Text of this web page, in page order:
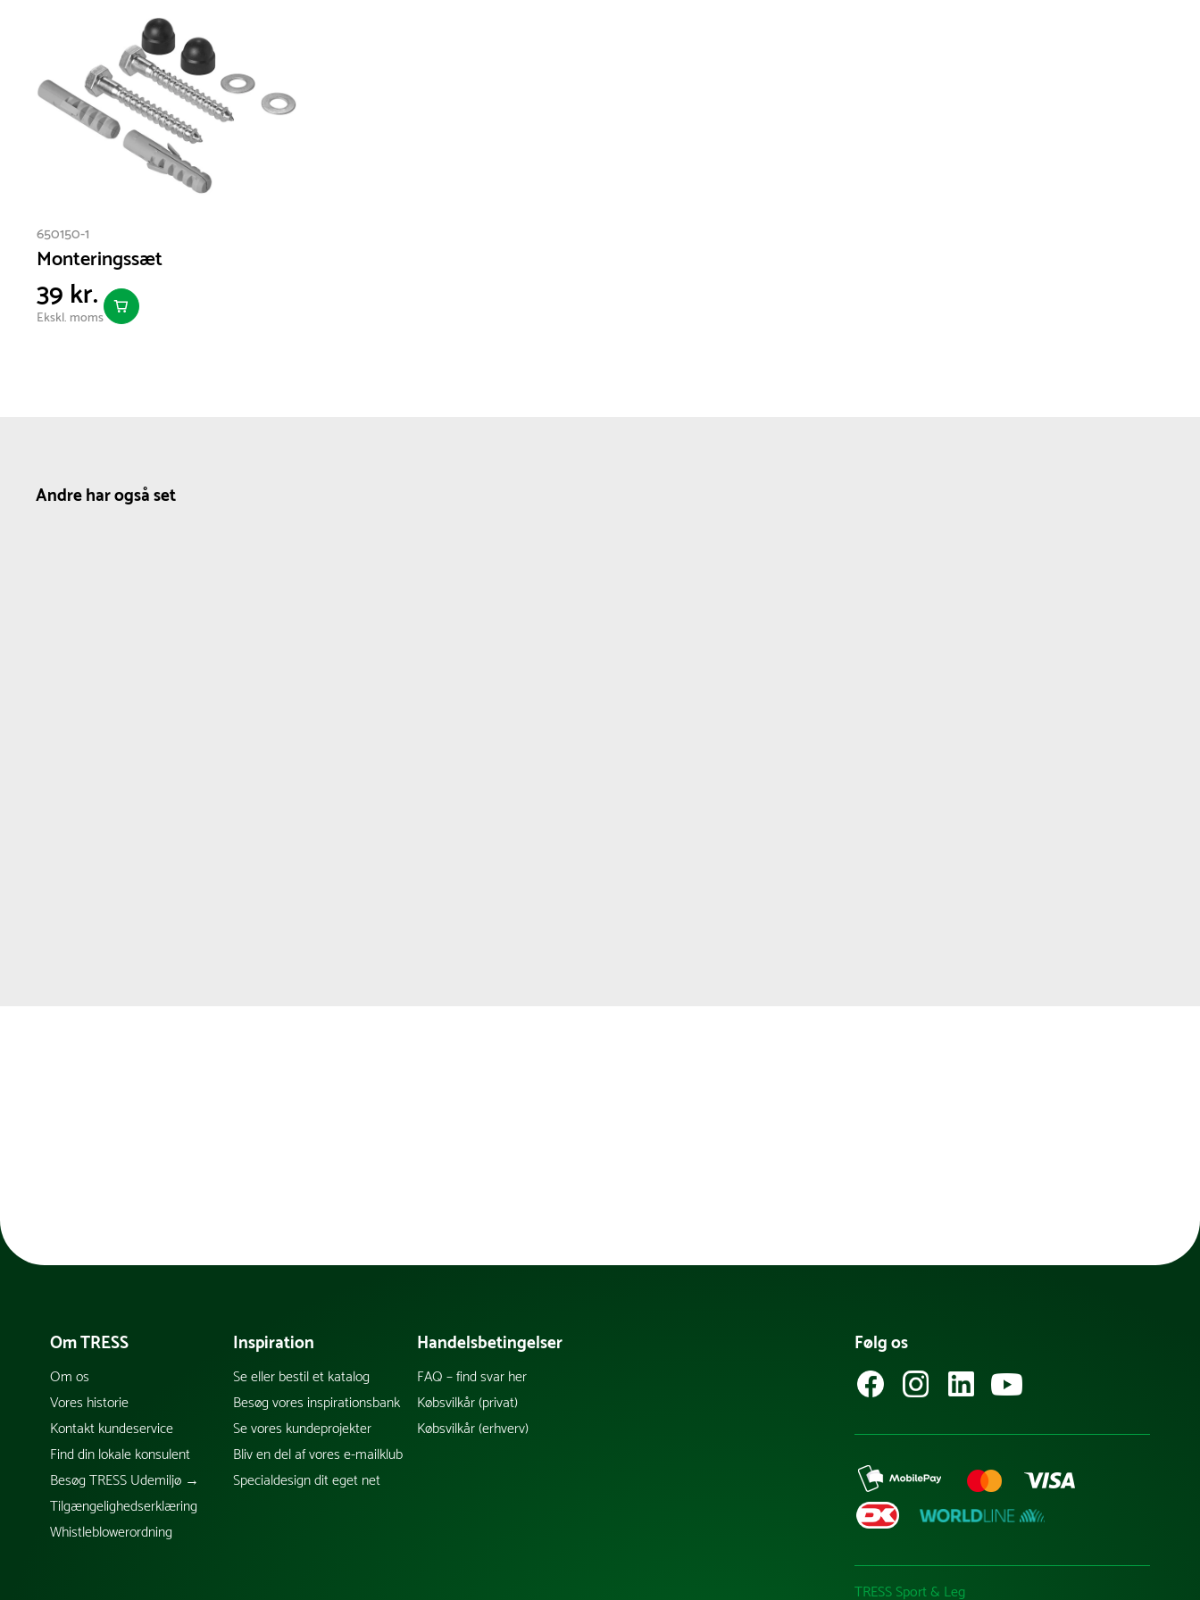
650150-1
Monteringssæt
39 kr.
Ekskl. moms
Andre har også set
Om TRESS
Om os
Vores historie
Kontakt kundeservice
Find din lokale konsulent
Besøg TRESS Udemiljø →
Tilgængelighedserklæring
Whistleblowerordning
Inspiration
Se eller bestil et katalog
Besøg vores inspirationsbank
Se vores kundeprojekter
Bliv en del af vores e-mailklub
Specialdesign dit eget net
Handelsbetingelser
FAQ – find svar her
Købsvilkår (privat)
Købsvilkår (erhverv)
Følg os
TRESS Sport & Leg